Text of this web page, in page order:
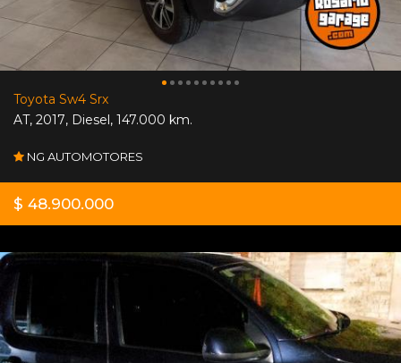
Toyota Sw4 Srx
AT, 2017, Diesel, 147.000 km.
NG AUTOMOTORES
$ 48.900.000